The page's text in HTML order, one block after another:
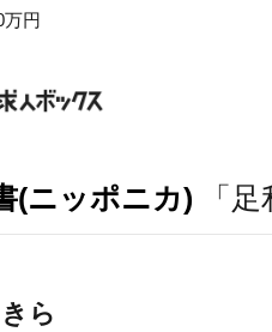
万円
(ニッポニカ) 「
ら